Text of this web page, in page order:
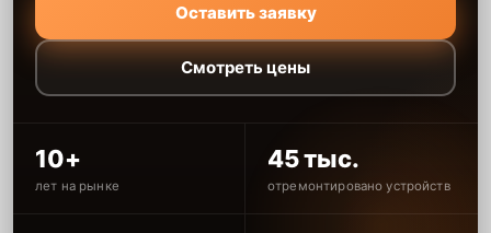
Оставить заявку
Смотреть цены
10+
лет на рынке
45 тыс.
отремонтировано устройств